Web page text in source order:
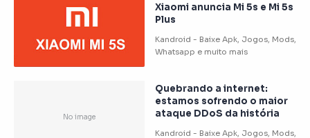
Xiaomi anuncia Mi 5s e Mi 5s
Plus
Quebrando a internet:
estamos sofrendo o maior
ataque DDoS da história